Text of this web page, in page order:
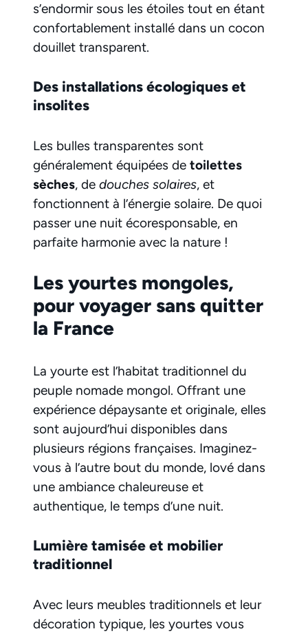
s’endormir sous les étoiles tout en étant
confortablement installé dans un cocon
douillet transparent.
Des installations écologiques et
insolites
Les bulles transparentes sont
généralement équipées de toilettes
sèches, de douches solaires, et
fonctionnent à l’énergie solaire. De quoi
passer une nuit écoresponsable, en
parfaite harmonie avec la nature !
Les yourtes mongoles,
pour voyager sans quitter
la France
La yourte est l’habitat traditionnel du
peuple nomade mongol. Offrant une
expérience dépaysante et originale, elles
sont aujourd’hui disponibles dans
plusieurs régions françaises. Imaginez-
vous à l’autre bout du monde, lové dans
une ambiance chaleureuse et
authentique, le temps d’une nuit.
Lumière tamisée et mobilier
traditionnel
Avec leurs meubles traditionnels et leur
décoration typique, les yourtes vous